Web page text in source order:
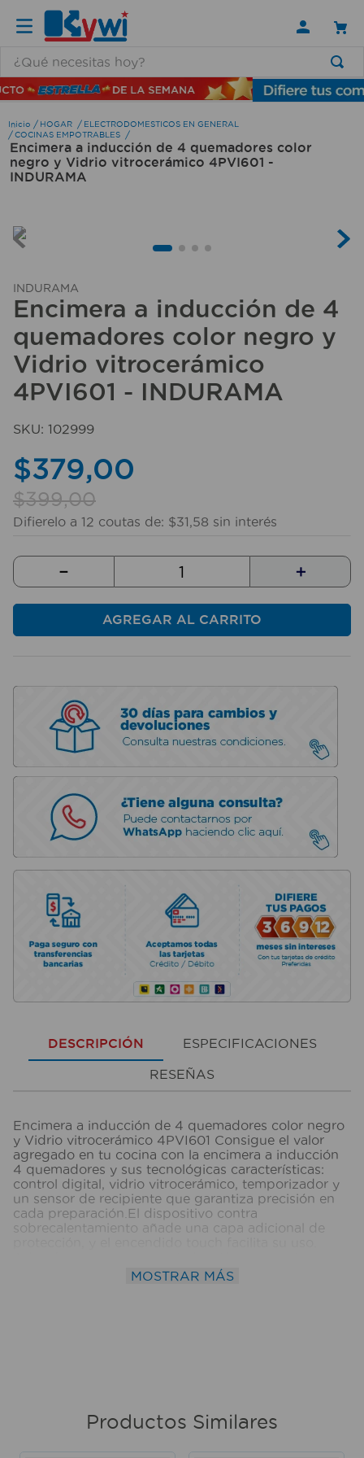
HOGAR
ELECTRODOMESTICOS EN GENERAL
COCINAS EMPOTRABLES
Encimera a inducción de 4 quemadores color
negro y Vidrio vitrocerámico 4PVI601 -
INDURAMA
INDURAMA
Encimera a inducción de 4
quemadores color negro y
Vidrio vitrocerámico
4PVI601 - INDURAMA
SKU: 102999
$379,00
$399,00
Difierelo a 12 coutas de: $31,58 sin interés
＋
－
AGREGAR AL CARRITO
DESCRIPCIÓN ESPECIFICACIONES
RESEÑAS
Encimera a inducción de 4 quemadores color negro
y Vidrio vitrocerámico 4PVI601 Consigue el valor
agregado en tu cocina con la encimera a inducción
4 quemadores y sus tecnológicas características:
control digital, vidrio vitrocerámico, temporizador y
un sensor de recipiente que garantiza precisión en
cada preparación.El dispositivo contra
sobrecalentamiento añade una capa adicional de
apagado automático y bloqueo para niños.La
encimera a inducción 4 quemadores posee cuatro
7.200W de potencia• 9 niveles de potenciaMedidas
del producto• Ancho: 59 cm.• Prof: 52 cm.• Alto:
MOSTRAR MÁS
Productos Similares
TÉRMINOS MÁS BUSCADOS
1 .
lamparas
2.
ducha
3.
silla
5.
7.
aspiradora
8.
cerradura
9.
taladro
10
sillas